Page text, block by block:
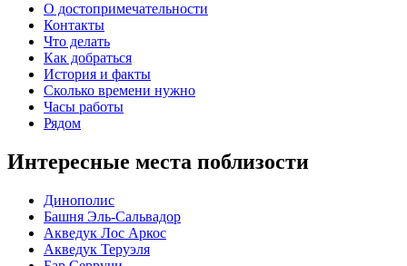
О достопримечательности
Контакты
Что делать
Как добраться
История и факты
Сколько времени нужно
Часы работы
Рядом
Интересные места поблизости
Динополис
Башня Эль-Сальвадор
Акведук Лос Аркос
Акведук Теруэля